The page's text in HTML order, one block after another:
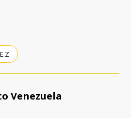
Venezuela